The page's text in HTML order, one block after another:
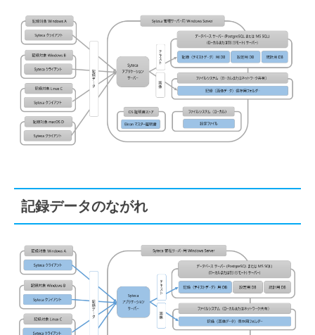
記録データのながれ